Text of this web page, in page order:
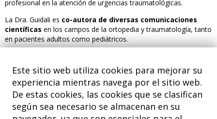
Este sitio web utiliza cookies para mejorar su
experiencia mientras navega por el sitio web.
De estas cookies, las cookies que se clasifican
según sea necesario se almacenan en su
profesional en la atención de urgencias traumatológicas.
La Dra. Guidali es co-autora de diversas comunicaciones
científicas en los campos de la ortopedia y traumatología, tanto
en pacientes adultos como pediátricos.
compromiso con la especialización en ortopedia y traumatología
pediátrica, destacándose por su dedicación tanto en el ámbito
clínico como en el quirúrgico.
Conoce la UCA Infantil